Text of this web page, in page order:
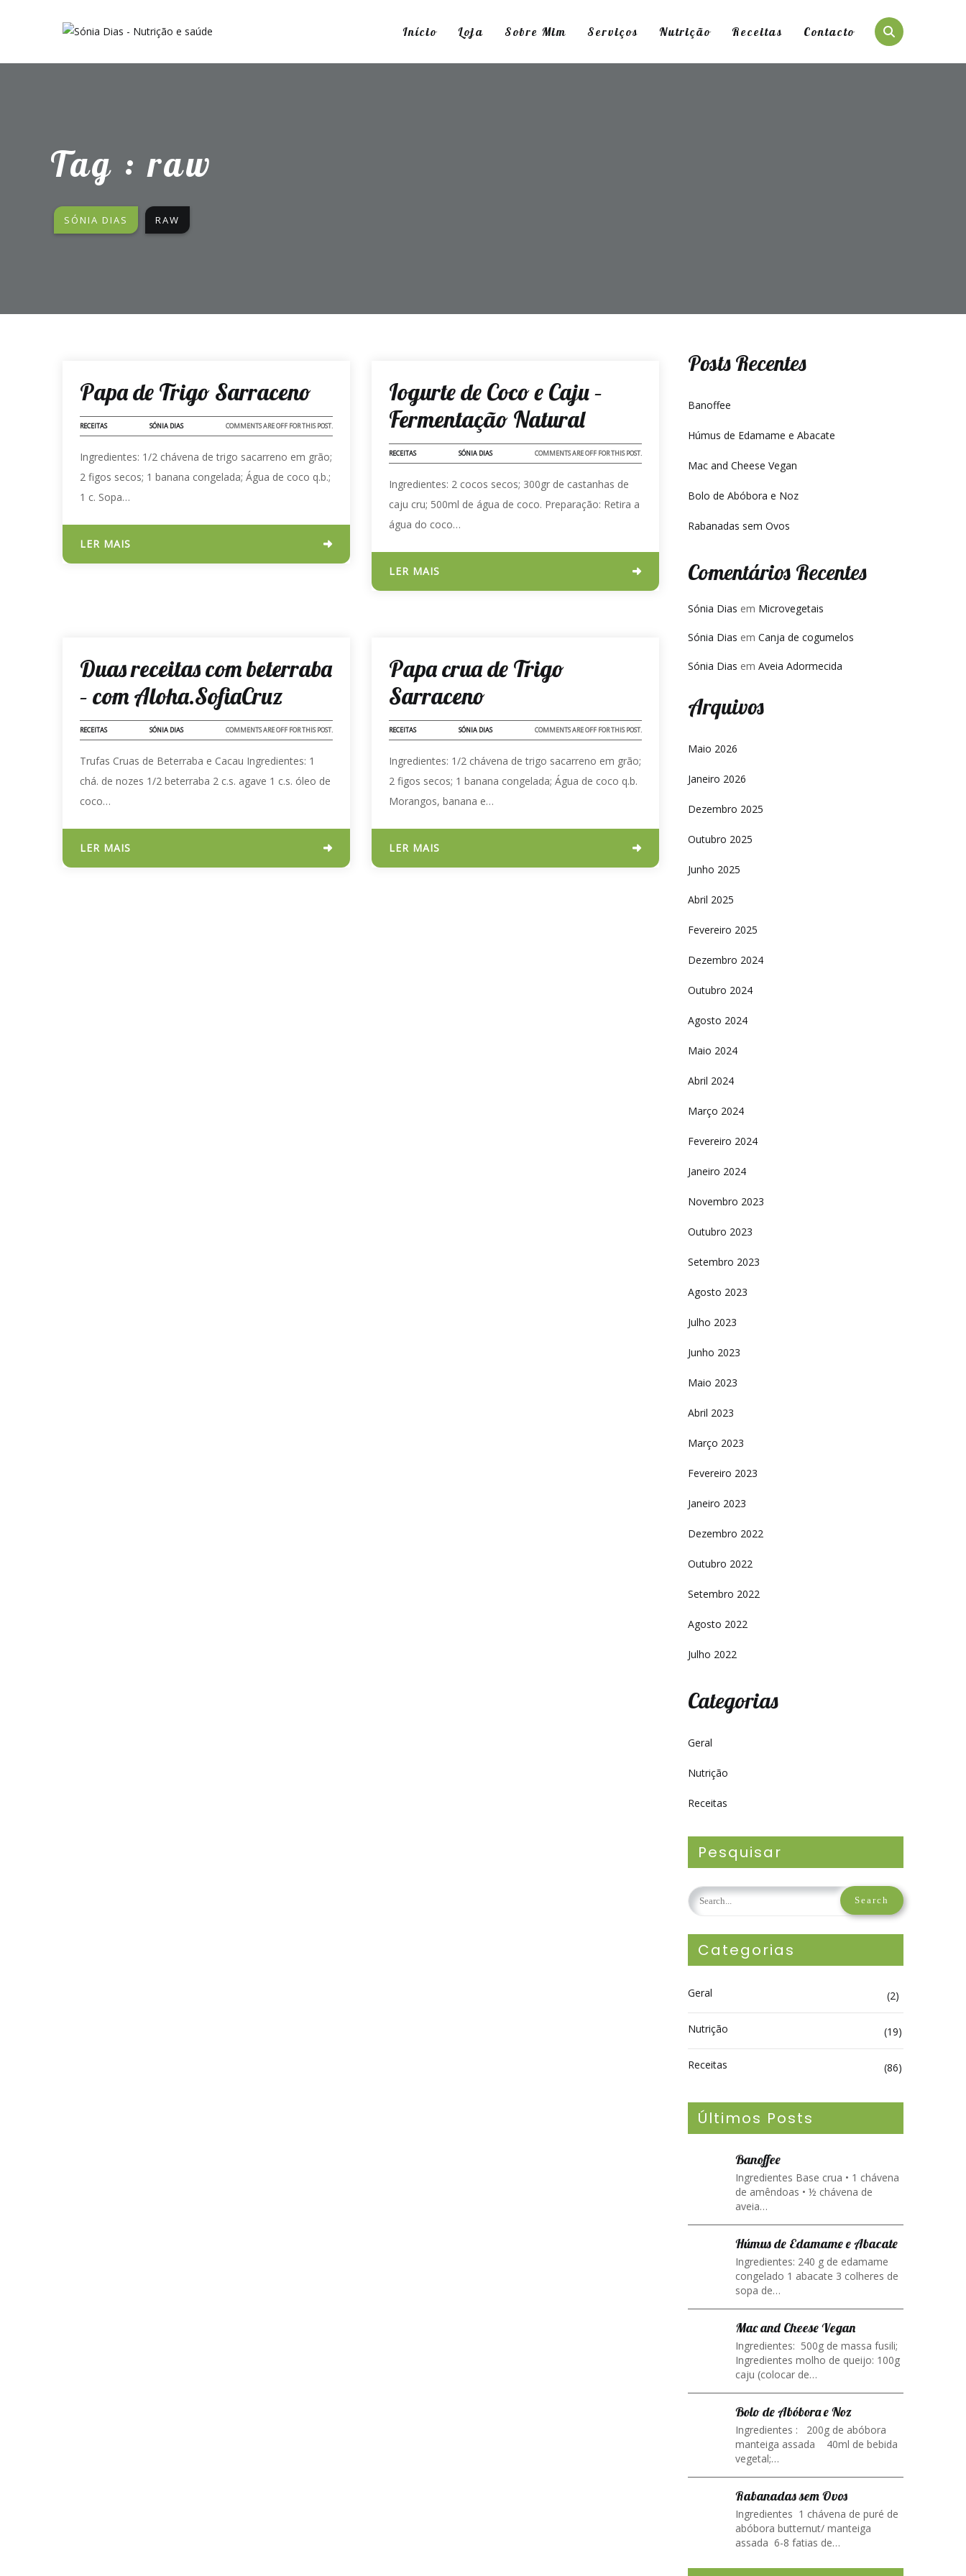
Início Loja Sobre Mim Serviços Nutrição Receitas Contacto
Tag : raw
SÓNIA DIAS RAW
Papa de Trigo Sarraceno
RECEITAS SÓNIA DIAS COMMENTS ARE OFF FOR THIS POST.
Ingredientes: 1/2 chávena de trigo sacarreno em grão;
2 figos secos; 1 banana congelada; Água de coco q.b.;
1 c. Sopa…
LER MAIS
Iogurte de Coco e Caju –
Fermentação Natural
RECEITAS SÓNIA DIAS COMMENTS ARE OFF FOR THIS POST.
Ingredientes: 2 cocos secos; 300gr de castanhas de
caju cru; 500ml de água de coco. Preparação: Retira a
água do coco…
LER MAIS
Duas receitas com beterraba
– com Aloha.SofiaCruz
RECEITAS SÓNIA DIAS COMMENTS ARE OFF FOR THIS POST.
Trufas Cruas de Beterraba e Cacau Ingredientes: 1
chá. de nozes 1/2 beterraba 2 c.s. agave 1 c.s. óleo de
coco…
LER MAIS
Papa crua de Trigo
Sarraceno
RECEITAS SÓNIA DIAS COMMENTS ARE OFF FOR THIS POST.
Ingredientes: 1/2 chávena de trigo sacarreno em grão;
2 figos secos; 1 banana congelada; Água de coco q.b.
Morangos, banana e…
LER MAIS
Posts Recentes
Banoffee
Húmus de Edamame e Abacate
Mac and Cheese Vegan
Bolo de Abóbora e Noz
Rabanadas sem Ovos
Comentários Recentes
Sónia Dias em Microvegetais
Sónia Dias em Canja de cogumelos
Sónia Dias em Aveia Adormecida
Arquivos
Maio 2026
Janeiro 2026
Dezembro 2025
Outubro 2025
Junho 2025
Abril 2025
Fevereiro 2025
Dezembro 2024
Outubro 2024
Agosto 2024
Maio 2024
Abril 2024
Março 2024
Fevereiro 2024
Janeiro 2024
Novembro 2023
Outubro 2023
Setembro 2023
Agosto 2023
Julho 2023
Junho 2023
Maio 2023
Abril 2023
Março 2023
Fevereiro 2023
Janeiro 2023
Dezembro 2022
Outubro 2022
Setembro 2022
Agosto 2022
Julho 2022
Categorias
Geral
Nutrição
Receitas
Pesquisar
Categorias
Geral (2)
Nutrição (19)
Receitas (86)
Últimos Posts
Banoffee
Ingredientes Base crua • 1 chávena
de amêndoas • ½ chávena de
aveia…
Húmus de Edamame e Abacate
Ingredientes: 240 g de edamame
congelado 1 abacate 3 colheres de
sopa de…
Mac and Cheese Vegan
Ingredientes: 500g de massa fusili;
Ingredientes molho de queijo: 100g
caju (colocar de…
Bolo de Abóbora e Noz
Ingredientes : 200g de abóbora
manteiga assada 40ml de bebida
vegetal;…
Rabanadas sem Ovos
Ingredientes 1 chávena de puré de
abóbora butternut/ manteiga
assada 6-8 fatias de…